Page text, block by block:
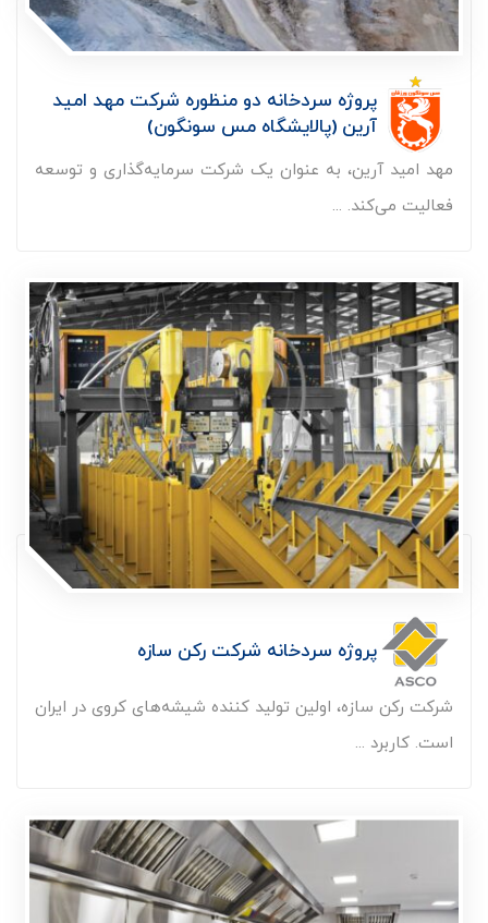
پروژه سردخانه دو منظوره شرکت مهد امید
آرین (پالایشگاه مس سونگون)
مهد امید آرین، به عنوان یک شرکت سرمایه‌گذاری و توسعه
فعالیت می‌کند. ...
پروژه سردخانه شرکت رکن سازه
شرکت رکن سازه، اولین تولید کننده شیشه‌های کروی در ایران
است. کاربرد ...